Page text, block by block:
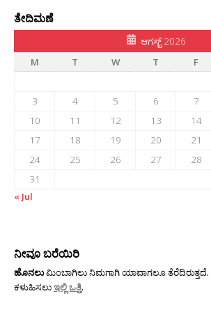
ತೇದಿಮಣೆ
ಆಗಸ್ಟ್ 2026
M
T W T F
3
4 5 6 7
10
11 12 13 14
17
18 19 20 21
24
25 26 27 28
31
« Jul
ನೀವೂ ಬರೆಯಿರಿ
ಹೊನಲುಮಿಂಬಾಗಿಲು ನಿಮಗಾಗಿ ಯಾವಾಗಲೂ ತೆರೆದಿರುತ್ತದೆ.
ಕಳುಹಿಸಲುಇಲ್ಲಿ ಒತ್ತಿ.